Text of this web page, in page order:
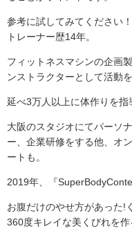
参考に試してみてください
トレーナー歴14年。
フィットネスマシンの企画
ンストラクターとして活動を
延べ3万人以上に体作りを指
大阪のスタジオにてパーソ
ー、企業研修をする他、オ
ートも。
2019年、『
お腹だけのやせ方があった!
360度キレイな美くびれを